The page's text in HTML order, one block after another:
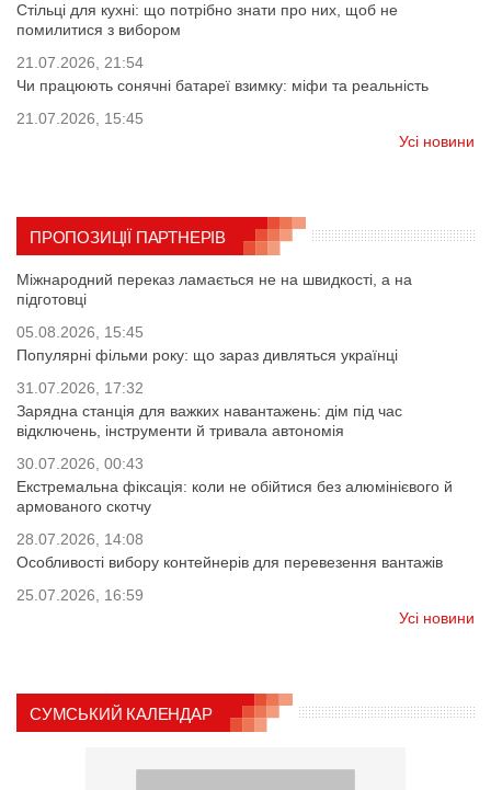
Стільці для кухні: що потрібно знати про них, щоб не
помилитися з вибором
21.07.2026, 21:54
Чи працюють сонячні батареї взимку: міфи та реальність
21.07.2026, 15:45
Усі новини
ПРОПОЗИЦІЇ ПАРТНЕРІВ
Міжнародний переказ ламається не на швидкості, а на
підготовці
05.08.2026, 15:45
Популярні фільми року: що зараз дивляться українці
31.07.2026, 17:32
Зарядна станція для важких навантажень: дім під час
відключень, інструменти й тривала автономія
30.07.2026, 00:43
Екстремальна фіксація: коли не обійтися без алюмінієвого й
армованого скотчу
28.07.2026, 14:08
Особливості вибору контейнерів для перевезення вантажів
25.07.2026, 16:59
Усі новини
СУМСЬКИЙ КАЛЕНДАР